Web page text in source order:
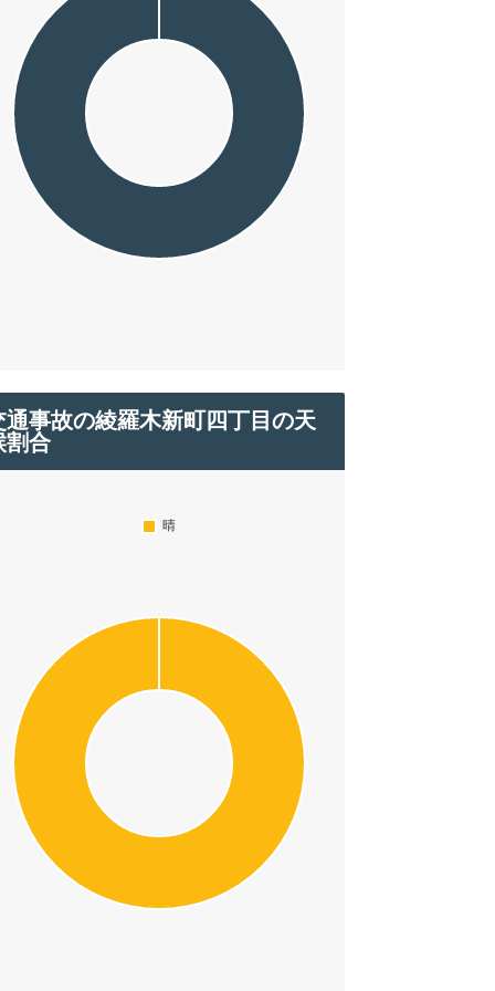
通事故の綾羅木新町四丁目の天
割合